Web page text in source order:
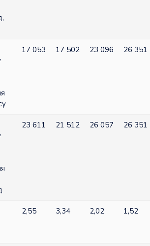
17 053 17 502 23 096 26 351
23 611 21 512 26 057 26 351
2,55 3,34 2,02 1,52